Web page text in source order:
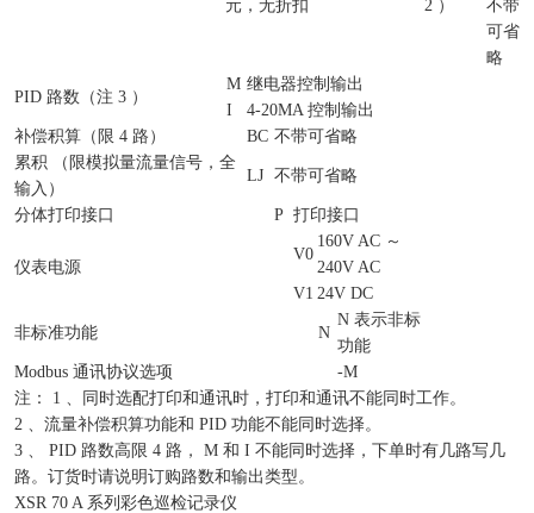
元，无折扣 2 ）
不带
可省
略
PID 路数（注 3 ）
M 继电器控制输出
I
4-20MA 控制输出
补偿积算（限 4 路）
BC 不带可省略
累积 （限模拟量流量信号，全
输入）
LJ 不带可省略
分体打印接口 P 打印接口
仪表电源
V0
160V AC ～
240V AC
V1 24V DC
非标准功能 N
N 表示非标
功能
Modbus 通讯协议选项
-M
注： 1 、同时选配打印和通讯时，打印和通讯不能同时工作。
2 、流量补偿积算功能和 PID 功能不能同时选择。
3 、 PID 路数高限 4 路， M 和 I 不能同时选择，下单时有几路写几
路。订货时请说明订购路数和输出类型。
XSR 70 A 系列彩色巡检记录仪